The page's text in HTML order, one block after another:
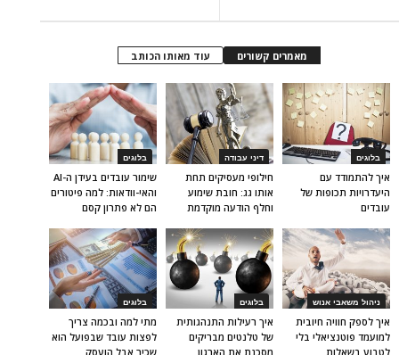
מאמרים קשורים עוד מאותו הכותב
בלוגים
שימור עובדים בעידן ה-AI
והאי-וודאות: למה פיטורים
הם לא פתרון קסם
דיני עבודה
חילופי מעסיקים תחת
אותו גג: חובת שימוע
וחלף הודעה מוקדמת
בלוגים
איך להתמודד עם
היעדרויות תכופות של
עובדים
בלוגים
מתי למה ובכמה צריך
לפצות עובד שבפועל הוא
שכיר אבל הועסק
בלוגים
איך רעילות התנהגותית
של טלנטים מבריקים
מסכנת את הארגון
ניהול משאבי אנוש
איך לספק חוויה חיובית
למועמד פוטנציאלי בלי
לטבוע בשאלות